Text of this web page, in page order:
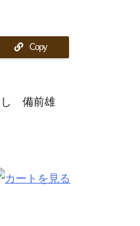
Copy
し 備前雄